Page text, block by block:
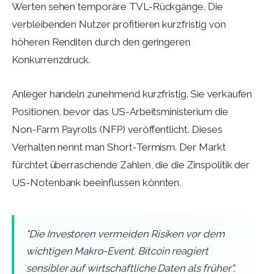
Werten sehen temporäre TVL-Rückgänge. Die
verbleibenden Nutzer profitieren kurzfristig von
höheren Renditen durch den geringeren
Konkurrenzdruck.
Anleger handeln zunehmend kurzfristig. Sie verkaufen
Positionen, bevor das US-Arbeitsministerium die
Non-Farm Payrolls (NFP) veröffentlicht. Dieses
Verhalten nennt man Short-Termism. Der Markt
fürchtet überraschende Zahlen, die die Zinspolitik der
US-Notenbank beeinflussen könnten.
"Die Investoren vermeiden Risiken vor dem
wichtigen Makro-Event. Bitcoin reagiert
sensibler auf wirtschaftliche Daten als früher",